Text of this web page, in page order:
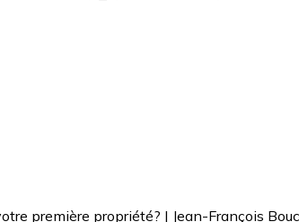
première propriété? | Jean-François